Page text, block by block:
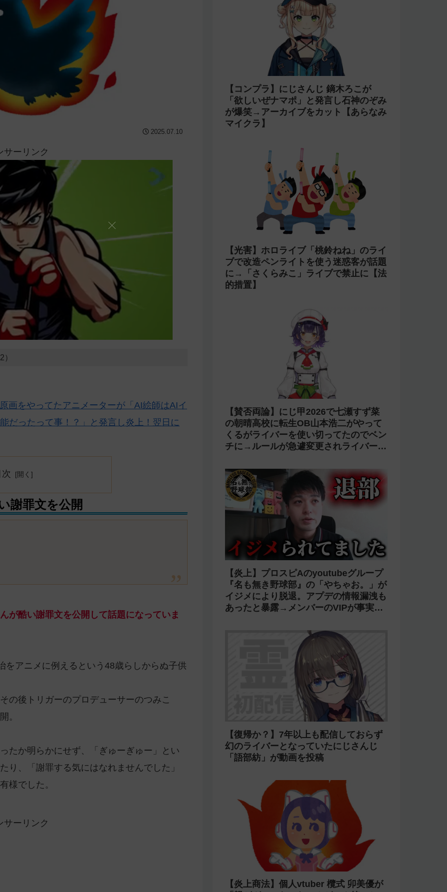
2025.07.10
サーリンク
画をやってたアニメーターが「AI絵師はAIイ
だったって事！？」と発言し炎上！翌日に
謝罪文を公開
が酷い謝罪文を公開して話題になっていま
をアニメに例えるという48歳らしからぬ子供
の後トリガーのプロデューサーのつみこ
。
たか明らかにせず、「ぎゅーぎゅー」とい
り、「謝罪する気にはなれませんでした」
様でした。
サーリンク
【炎上】にじさんじ 緑仙が「vtuberで
歌ってる人見たこと無いという理由だけ
で埋もれてる名曲がある」という生成AI
の文章を投稿し叩かれる
【杜撰】にじさんじ「叶」2nd LIVEの
た配信情報が紹介される→ニコニコが謝
罪してタイムシフトを非公開に【生成
AI?】
【コンプラ】にじさんじ 鏑木ろこが
「欲しいぜナマポ」と発言し石神のぞみ
が爆笑→アーカイブをカット【あらなみ
マイクラ】
【光害】ホロライブ「桃鈴ねね」のライ
ブで改造ペンライトを使う迷惑客が話題
に→「さくらみこ」ライブで禁止に【法
的措置】
【賛否両論】にじ甲2026で七瀬すず菜
の朝晴高校に転生OB山本浩二がやって
くるがライバーを使い切ってたのでベン
チに→ルールが急遽変更されライバーの
転生が可能に
【炎上】プロスピAのyoutubeグループ
『名も無き野球部』の「やちゃお。」が